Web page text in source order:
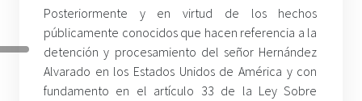
Posteriormente y en virtud de los hechos
públicamente conocidos que hacen referencia a la
detención y procesamiento del señor Hernández
Alvarado en los Estados Unidos de América y con
fundamento en el artículo 33 de la Ley Sobre